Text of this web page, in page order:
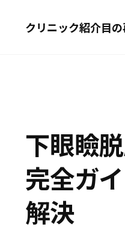
クリニック紹介目
下眼瞼
完全ガ
解決